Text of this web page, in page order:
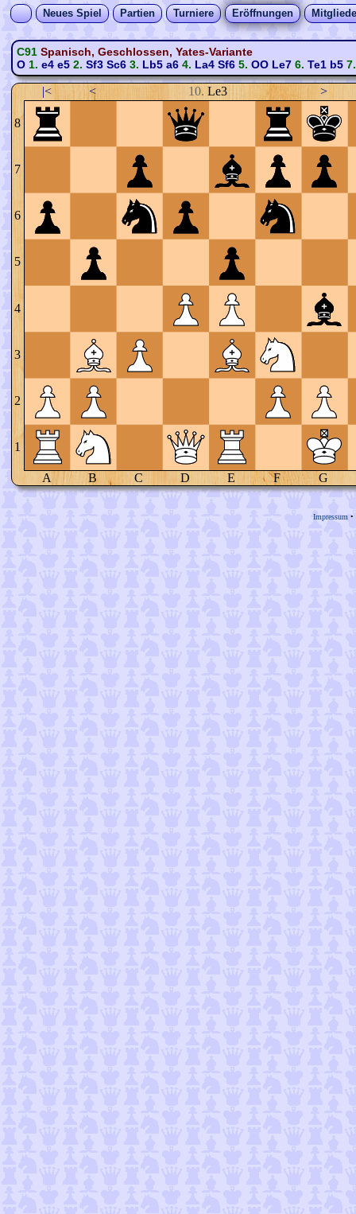
Neues Spiel Partien Turniere Eröffnungen
C91 Spanisch, Geschlossen, Yates-Variante
O1. e4 e52. Sf3 Sc63. Lb5 a64. La4 Sf65. OO Le76. Te1 b5
|< < 10. Le3 >
8
7
6
5
4
3
2
1
A B C D E F G
Impressum •